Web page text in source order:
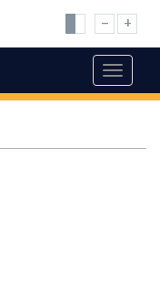
- +
Toggle